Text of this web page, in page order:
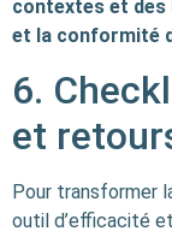
contextes et
et la conformité
6.
et
Pour transformer
outil d’efficacité